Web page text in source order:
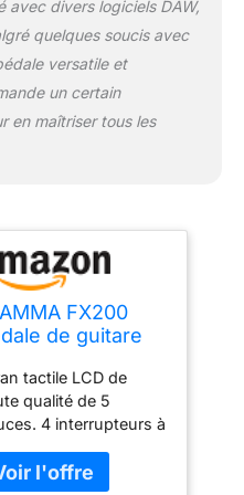
avec divers logiciels DAW,
quelques soucis avec
versatile et
un certain
en maîtriser tous les
FX200
de guitare
tactile LCD de
MIDI
de support
S étendus pour
tactile LCD de
qualité de 5
4 interrupteurs à
et les effets